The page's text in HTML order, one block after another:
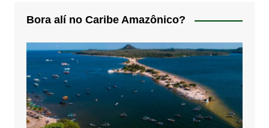
Bora alí no Caribe Amazônico?